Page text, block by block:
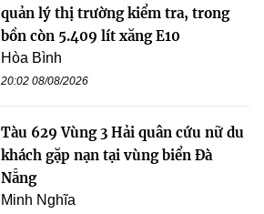
quản lý thị trường kiểm tra, trong
bồn còn 5.409 lít xăng E10
Hòa Bình
20:02 08/08/2026
Tàu 629 Vùng 3 Hải quân cứu nữ du
khách gặp nạn tại vùng biển Đà
Nẵng
Minh Nghĩa